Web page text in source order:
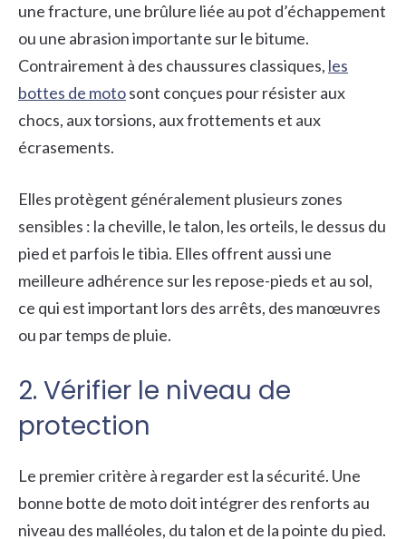
une fracture, une brûlure liée au pot d’échappement
ou une abrasion importante sur le bitume.
Contrairement à des chaussures classiques, les
bottes de motosont conçues pour résister aux
chocs, aux torsions, aux frottements et aux
écrasements.
Elles protègent généralement plusieurs zones
sensibles : la cheville, le talon, les orteils, le dessus du
pied et parfois le tibia. Elles offrent aussi une
meilleure adhérence sur les repose-pieds et au sol,
ce qui est important lors des arrêts, des manœuvres
ou par temps de pluie.
2. Vérifier le niveau de
protection
Le premier critère à regarder est la sécurité. Une
bonne botte de moto doit intégrer des renforts au
niveau des malléoles, du talon et de la pointe du pied.